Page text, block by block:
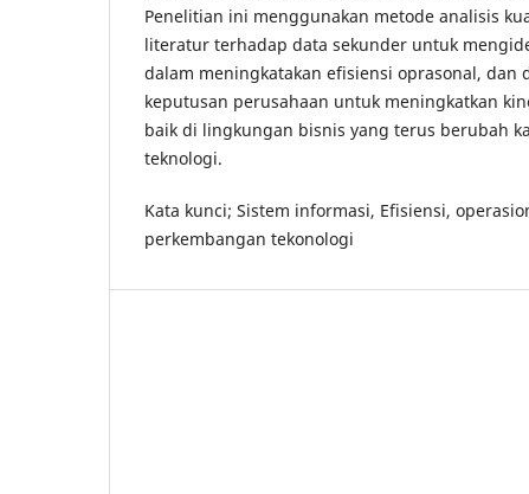
Penelitian ini menggunakan metode analisis
literatur terhadap data sekunder untuk
dalam meningkatakan efisiensi oprasonal, dan
keputusan perusahaan untuk meningkatkan
baik di lingkungan bisnis yang terus berubah
teknologi.
Kata kunci; Sistem informasi, Efisiensi,
perkembangan tekonologi